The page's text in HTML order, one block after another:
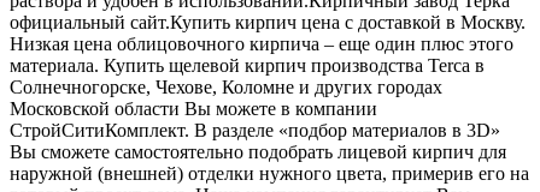
официальный сайт.Купить кирпич цена с доставкой в Москву.
Низкая цена облицовочного кирпича – еще один плюс этого
материала. Купить щелевой кирпич производства Terca в
Солнечногорске, Чехове, Коломне и других городах
Московской области Вы можете в компании
СтройСитиКомплект. В разделе «подбор материалов в 3D»
Вы сможете самостоятельно подобрать лицевой кирпич для
наружной (внешней) отделки нужного цвета, примерив его на